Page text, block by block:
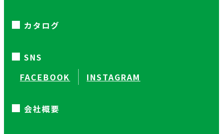
カタログ
SNS
FACEBOOK
INSTAGRAM
会社概要